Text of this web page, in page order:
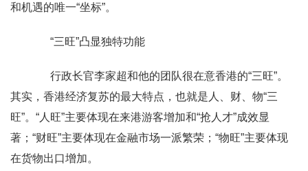
和机遇的唯一“坐标”。
“三旺”凸显独特功能
行政长官李家超和他的团队很在意香港的“三旺”。
其实，香港经济 复苏的最大特点，也就是人、财、物“三
旺”。“人旺”主要体现在来港游客增加和“抢人才”成效显
著；“财旺”主要体现在金融市场一派繁荣；“物旺”主要体现
在货物出口增加。